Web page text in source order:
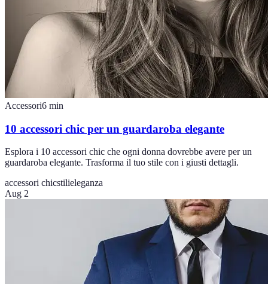
Accessori6 min
10 accessori chic per un guardaroba elegante
Esplora i 10 accessori chic che ogni donna dovrebbe avere per un
guardaroba elegante. Trasforma il tuo stile con i giusti dettagli.
accessori chicstilieleganza
Aug 2